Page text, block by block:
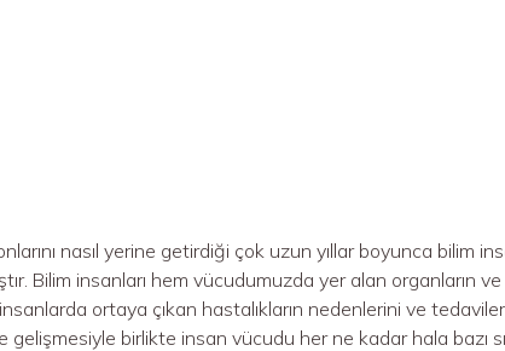
nasıl yerine getirdiği çok uzun yıllar boyunca bilim
Bilim insanları hem vücudumuzda yer alan organların
insanlarda ortaya çıkan hastalıkların nedenlerini ve
birlikte insan vücudu her ne kadar hala bazı